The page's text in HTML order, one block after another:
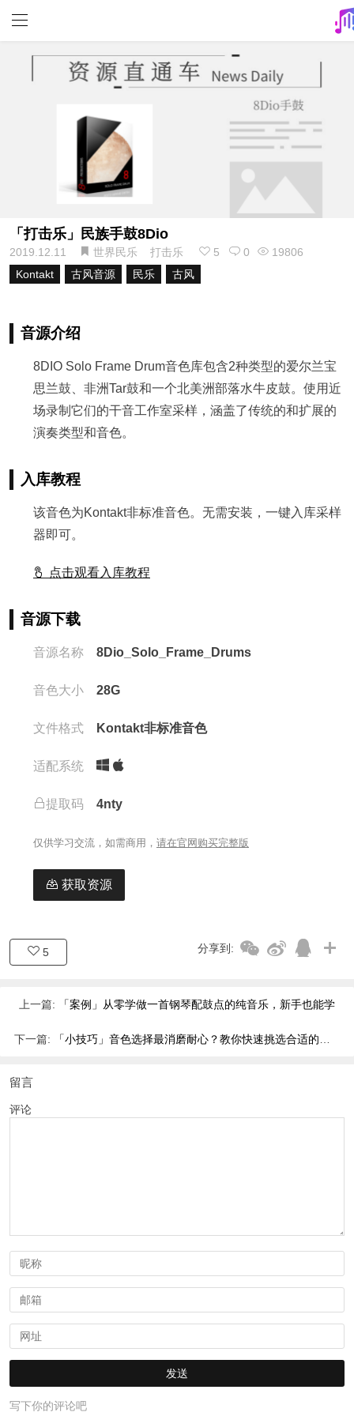
「打击乐」民族手鼓8Dio
2019.12.11 世界民乐 打击乐 5 0
19806
Kontakt
古风音源 民乐 古风
音源介绍
8DIO Solo Frame Drum音色库包含2种类型的爱尔兰宝
思兰鼓、非洲Tar鼓和一个北美洲部落水牛皮鼓。使用近
场录制它们的干音工作室采样，涵盖了传统的和扩展的
演奏类型和音色。
入库教程
该音色为Kontakt非标准音色。无需安装，一键入库采样
器即可。
点击观看入库教程
音源下载
音源名称 8Dio_Solo_Frame_Drums
音色大小 28G
文件格式 Kontakt非标准音色
适配系统
提取码 4nty
仅供学习交流，如需商用， 请在官网购买完整版
获取资源
5 分享到:
上一篇: 「案例」从零学做一首钢琴配鼓点的纯音乐，新手也能学
下一篇: 「小技巧」音色选择最消磨耐心？教你快速挑选合适的音色！
留言
评论
写下你的评论吧